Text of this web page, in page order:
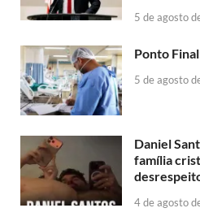
5 de agosto
Ponto
5 de agosto
Daniel
família
4 de agosto